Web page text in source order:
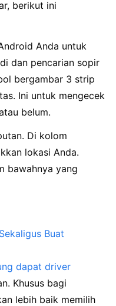
berikut ini
Anda untuk
dan pencarian sopir
bergambar 3 strip
Ini untuk mengecek
belum.
Di kolom
lokasi Anda.
bawahnya yang
Buat
dapat driver
Khusus bagi
lebih baik memilih